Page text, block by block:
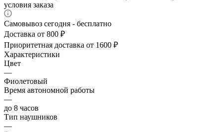
условия заказа
Самовывоз сегодня - бесплатно
Доставка от 800 ₽
Приоритетная доставка от 1600 ₽
Характеристики
Цвет
—
Фиолетовый
Время автономной работы
—
до 8 часов
Тип наушников
—